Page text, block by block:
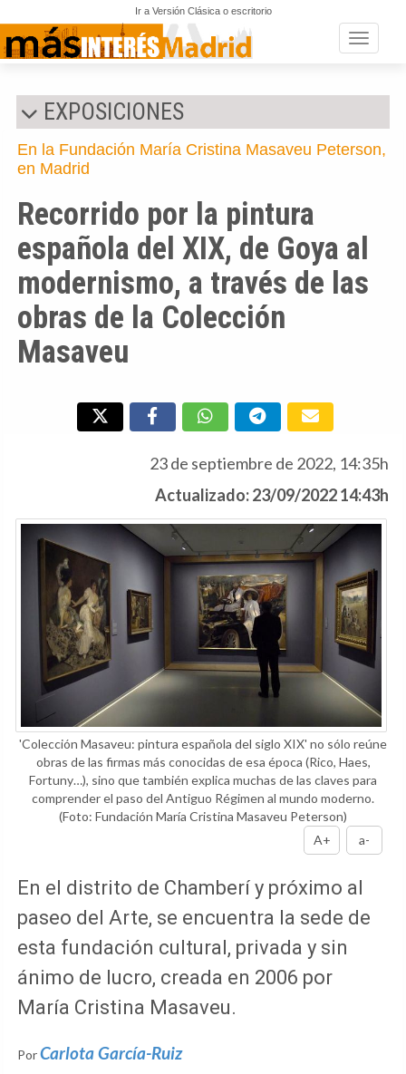
Ir a Versión Clásica o escritorio
Toggle
EXPOSICIONES
En la Fundación María Cristina Masaveu Peterson,
en Madrid
Recorrido por la pintura
española del XIX, de Goya al
modernismo, a través de las
obras de la Colección
Masaveu
23 de septiembre de 2022, 14:35h
Actualizado: 23/09/2022 14:43h
'Colección Masaveu: pintura española del siglo XIX' no sólo reúne
obras de las firmas más conocidas de esa época (Rico, Haes,
Fortuny…), sino que también explica muchas de las claves para
comprender el paso del Antiguo Régimen al mundo moderno.
(Foto: Fundación María Cristina Masaveu Peterson)
A+
a-
En el distrito de Chamberí y próximo al
paseo del Arte, se encuentra la sede de
esta fundación cultural, privada y sin
ánimo de lucro, creada en 2006 por
María Cristina Masaveu.
PorCarlota García-Ruiz